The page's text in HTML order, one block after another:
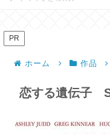
PR
ホーム 作品
恋する遺伝子